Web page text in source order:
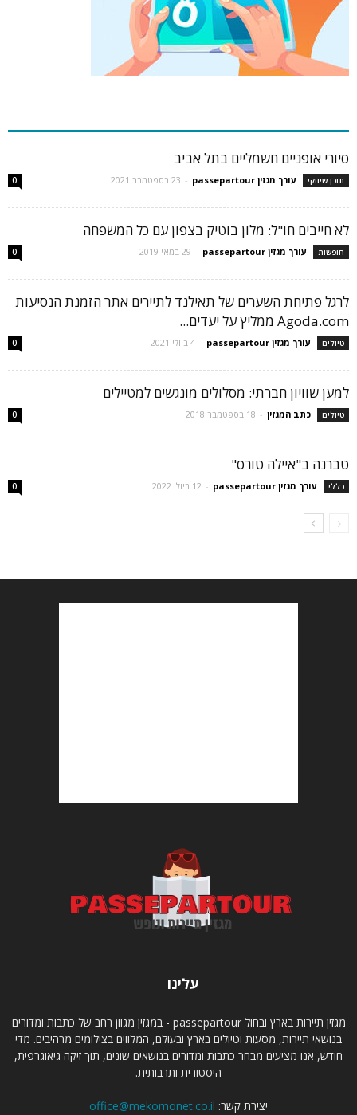
סיורי אופניים חשמליים בתל אביב
תוכן שיווקי עורך מגזין passepartour - 23 בספטמבר 2021 0
לא חייבים חו"ל: מלון בוטיק בצפון עם כל המשפחה
חופשות עורך מגזין passepartour - 29 במאי 2019 0
לרגל פתיחת השערים של תאילנד לתיירים אתר הזמנת הנסיעות
Agoda.com ממליץ על יעדים...
טיולים עורך מגזין passepartour - 4 ביולי 2021 0
למען שוויון חברתי: מסלולים מונגשים למטיילים
טיולים כתב המגזין - 18 בספטמבר 2018 0
טברנה ב"איילה טורס"
כללי עורך מגזין passepartour - 12 ביולי 2022 0
עלינו
מגזין תיירות בארץ ובחול passepartour - במגזין מגוון רחב של כתבות ומדורים
בנושאי תיירות, מסעות וטיולים בארץ ובעולם, המלווים בצילומים מרהיבים. מדי
חודש, אנו מציעים מבחר כתבות ומדורים בנושאים שונים, תוך זיקה גיאוגרפית,
היסטורית ותרבותית.
יצירת קשר: office@mekomonet.co.il